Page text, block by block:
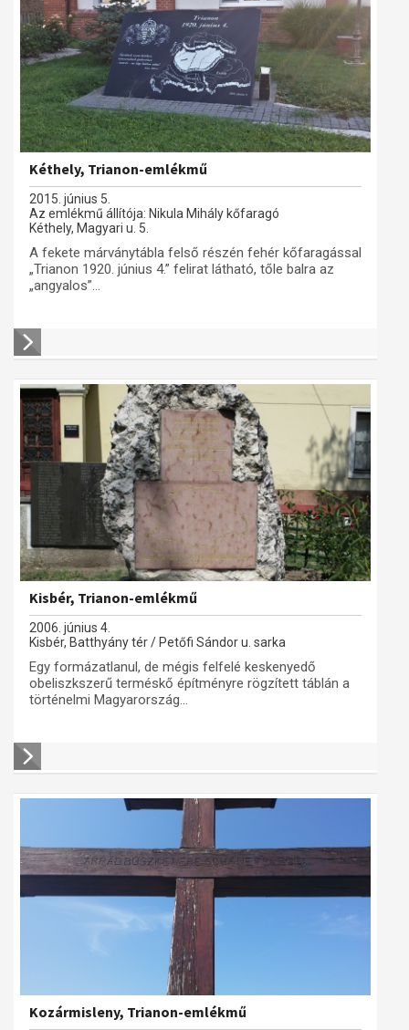
Kéthely, Trianon-emlékmű
2015. június 5.
Az emlékmű állítója: Nikula Mihály kőfaragó
Kéthely, Magyari u. 5.
A fekete márványtábla felső részén fehér kőfaragással
„Trianon 1920. június 4.” felirat látható, tőle balra az
„angyalos”...
Kisbér, Trianon-emlékmű
2006. június 4.
Kisbér, Batthyány tér / Petőfi Sándor u. sarka
Egy formázatlanul, de mégis felfelé keskenyedő
obeliszkszerű terméskő építményre rögzített táblán a
történelmi Magyarország...
Kozármisleny, Trianon-emlékmű